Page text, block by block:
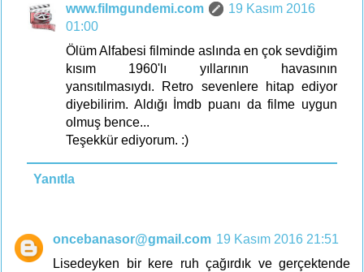
www.filmgundemi.com
19 Kasım 2016
01:00
Ölüm Alfabesi filminde aslında en çok sevdiğim
kısım 1960'lı yıllarının havasının
yansıtılmasıydı. Retro sevenlere hitap ediyor
diyebilirim. Aldığı İmdb puanı da filme uygun
olmuş bence...
Teşekkür ediyorum. :)
Yanıtla
oncebanasor@gmail.com 19 Kasım 2016 21:51
Lisedeyken bir kere ruh çağırdık ve gerçektende